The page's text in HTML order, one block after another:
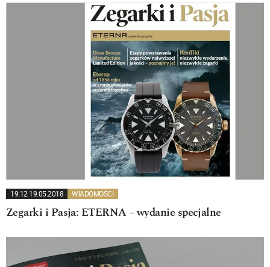
19:12 19.05.2018 WIADOMOŚCI
Zegarki i Pasja: ETERNA – wydanie specjalne